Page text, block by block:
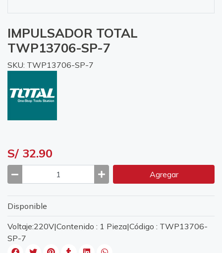
IMPULSADOR TOTAL
TWP13706-SP-7
SKU: TWP13706-SP-7
S/ 32.90
Agregar
Disponible
Voltaje:220V|Contenido : 1 Pieza|Código : TWP13706-
SP-7